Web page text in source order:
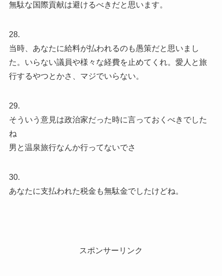
無駄な国際貢献は避けるべきだと思います。
28.
当時、あなたに給料が払われるのも愚策だと思いまし
た。いらない議員や様々な経費を止めてくれ。愛人と旅
行するやつとかさ、マジでいらない。
29.
そういう意見は政治家だった時に言っておくべきでした
ね
男と温泉旅行なんか行ってないでさ
30.
あなたに支払われた税金も無駄金でしたけどね。
スポンサーリンク